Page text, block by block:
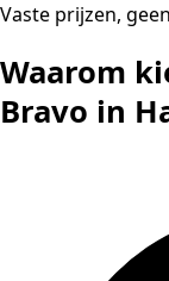
Vaste prijzen,
Waarom
Bravo in